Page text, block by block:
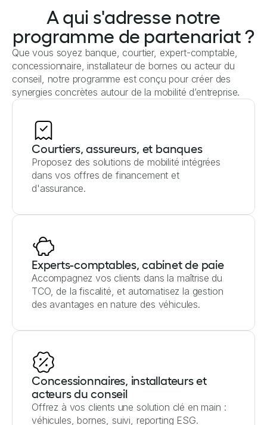
A qui s'adresse notre
programme de partenariat ?
Que vous soyez banque, courtier, expert-comptable,
concessionnaire, installateur de bornes ou acteur du
conseil, notre programme est conçu pour créer des
synergies concrètes autour de la mobilité d’entreprise.
Courtiers, assureurs, et banques
Proposez des solutions de mobilité intégrées
dans vos offres de financement et
d'assurance.
Experts-comptables, cabinet de paie
Accompagnez vos clients dans la maîtrise du
TCO, de la fiscalité, et automatisez la gestion
des avantages en nature des véhicules.
Concessionnaires, installateurs et
acteurs du conseil
Offrez à vos clients une solution clé en main :
véhicules, bornes, suivi, reporting ESG.